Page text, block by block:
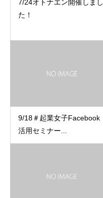
7/24オトナエン開催しまし
た！
9/18＃起業女子Facebook
活用セミナー...